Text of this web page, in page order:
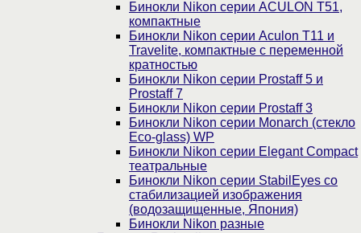
Бинокли Nikon серии ACULON Т51,
компактные
Бинокли Nikon серии Aculon T11 и
Travelite, компактные с переменной
кратностью
Бинокли Nikon серии Prostaff 5 и
Prostaff 7
Бинокли Nikon серии Prostaff 3
Бинокли Nikon серии Monarch (стекло
Eco-glass) WP
Бинокли Nikon серии Elegant Compact
театральные
Бинокли Nikon серии StabilEyes со
стабилизацией изображения
(водозащищенные, Япония)
Бинокли Nikon разные